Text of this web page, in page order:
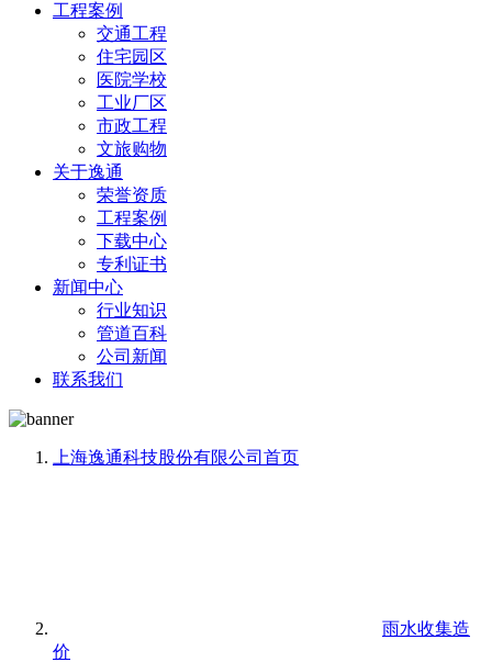
工程案例
交通工程
住宅园区
医院学校
工业厂区
市政工程
文旅购物
关于逸通
荣誉资质
工程案例
下载中心
专利证书
新闻中心
行业知识
管道百科
公司新闻
联系我们
上海逸通科技股份有限公司 首页
雨水收集造
价